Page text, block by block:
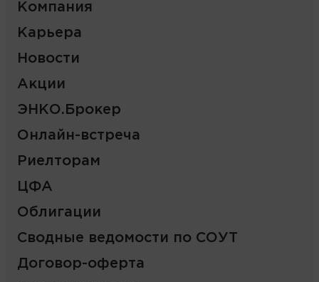
Компания
Карьера
Новости
Акции
ЭНКО.Брокер
Онлайн-встреча
Риелторам
ЦФА
Облигации
Сводные ведомости по СОУТ
Договор-оферта